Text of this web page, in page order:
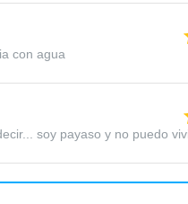
con agua
soy payaso y no puedo